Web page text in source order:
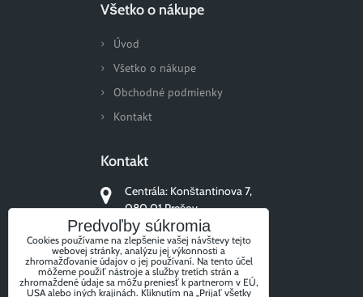
Všetko o nákupe
Úvod
Všetko o nákupe
Obchodné podmienky
Kontakt
Kontakt
Centrála: Konštantinova 7,
080 01 Prešov
+421 51/77 311 96
Predvoľby súkromia
Cookies používame na zlepšenie vašej návštevy tejto
webovej stránky, analýzu jej výkonnosti a
zhromažďovanie údajov o jej používaní. Na tento účel
môžeme použiť nástroje a služby tretích strán a
zhromaždené údaje sa môžu preniesť k partnerom v EÚ,
USA alebo iných krajinách. Kliknutím na „Prijať všetky